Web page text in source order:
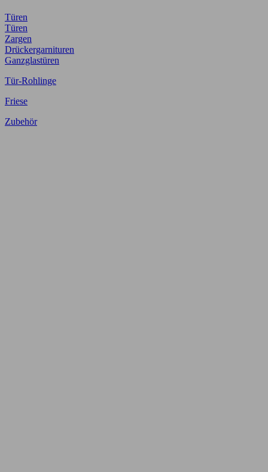
Türen
Türen
Zargen
Drückergarnituren
Ganzglastüren
Tür-Rohlinge
Friese
Zubehör